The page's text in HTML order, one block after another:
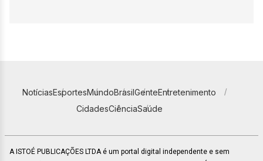
NotíciasEsportesMundoBrasilGenteEntretenimento
CidadesCiênciaSaúde
A ISTOÉ PUBLICAÇÕES LTDA é um portal digital independente e sem